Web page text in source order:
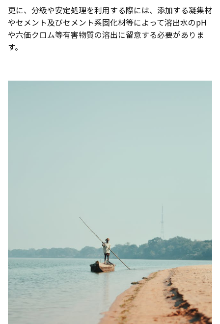
更に、分級や安定処理を利用する際には、添加する凝集材
やセメント及びセメント系固化材等によって溶出水のpH
や六価クロム等有害物質の溶出に留意する必要がありま
す。